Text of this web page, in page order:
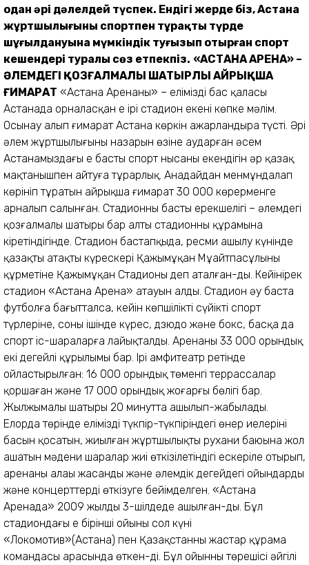
одан әрі дәлелдей түспек. Ендігі жерде біз, Астана
жұртшылығының спортпен тұрақты түрде
шұғылдануына мүмкіндік туғызып отырған спорт
кешендері туралы сөз етпекпіз. «АСТАНА АРЕНА» –
ӘЛЕМДЕГІ ҚОЗҒАЛМАЛЫ ШАТЫРЛЫ АЙРЫҚША
ҒИМАРАТ «Астана Аренаның» – еліміздің бас қаласы
Астанада орналасқан ең ірі стадион екені көпке мәлім.
Осынау алып ғимарат Астана көркін ажарландыра түсті. Әрі
әлем жұртшылығының назарын өзіне аударған әсем
Астанамыздағы ең басты спорт нысаны екендігін әр қазақ
мақтанышпен айтуға тұрарлық. Анадайдан менмұндалап
көрініп тұратын айрықша ғимарат 30 000 көрерменге
арналып салынған. Стадионның басты ерекшелігі – әлемдегі
қозғалмалы шатыры бар алты стадионның құрамына
кіретіндігінде. Стадион бастапқыда, ресми ашылу күнінде
қазақтың атақты күрескері Қажымұқан Мұңайт­пас­ұлының
құрметіне Қажымұқан Стадионы деп аталған-ды. Кейінірек
стадион «Астана Арена» атауын алды. Стадион әу баста
футболға бағытталса, кейін көпшіліктің сүйікті спорт
түрлеріне, соның ішінде күрес, дзюдо және бокс, басқа да
спорт іс-шараларға лайық­талды. Аренаның 33 000 орындық
екі деңгейлі құрылымы бар. Ірі амфи­театр ретінде
ойластырылған: 16 000 орындық төменгі террассалар
қоршаған және 17 000 орындық жо­ғарғы бөлігі бар.
Жылжымалы ша­тыры 20 минутта ашылып-жабылады.
Елорда төрінде еліміздің түкпір-түкпіріндегі өнер иелерінің
басын қосатын, жиылған жұртшылықтың рухани баюына жол
ашатын мәдени шаралар жиі өткізілетіндігі ескеріле отырып,
аренаның алаңы жасанды және әлемдік деңгейдегі ойындарды
және концерттерді өткізуге бейімделген. «Астана
Аренада» 2009 жылдың 3-шілдеде ашылған-ды. Бұл
стадиондағы ең бірінші ойыны сол күні
«Локомотив»(Астана) пен Қазақ­станның жастар құрама
командасы арасында өткен-ді. Бұл ойынның төрешісі әйгілі